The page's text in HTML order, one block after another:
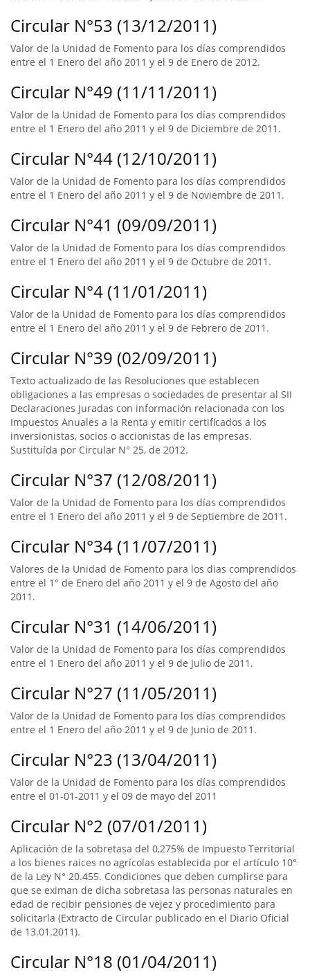
Circular N°53 (13/12/2011)
Valor de la Unidad de Fomento para los días comprendidos
entre el 1 Enero del año 2011 y el 9 de Enero de 2012.
Circular N°49 (11/11/2011)
Valor de la Unidad de Fomento para los días comprendidos
entre el 1 Enero del año 2011 y el 9 de Diciembre de 2011.
Circular N°44 (12/10/2011)
Valor de la Unidad de Fomento para los días comprendidos
entre el 1 Enero del año 2011 y el 9 de Noviembre de 2011.
Circular N°41 (09/09/2011)
Valor de la Unidad de Fomento para los días comprendidos
entre el 1 Enero del año 2011 y el 9 de Octubre de 2011.
Circular N°4 (11/01/2011)
Valor de la Unidad de Fomento para los días comprendidos
entre el 1 Enero del año 2011 y el 9 de Febrero de 2011.
Circular N°39 (02/09/2011)
Texto actualizado de las Resoluciones que establecen
obligaciones a las empresas o sociedades de presentar al SII
Declaraciones Juradas con información relacionada con los
Impuestos Anuales a la Renta y emitir certificados a los
inversionistas, socios o accionistas de las empresas.
Sustituída por Circular N° 25, de 2012.
Circular N°37 (12/08/2011)
Valor de la Unidad de Fomento para los días comprendidos
entre el 1 Enero del año 2011 y el 9 de Septiembre de 2011.
Circular N°34 (11/07/2011)
Valores de la Unidad de Fomento para los dias comprendidos
entre el 1° de Enero del año 2011 y el 9 de Agosto del año
2011.
Circular N°31 (14/06/2011)
Valor de la Unidad de Fomento para los días comprendidos
entre el 1 Enero del año 2011 y el 9 de Julio de 2011.
Circular N°27 (11/05/2011)
Valor de la Unidad de Fomento para los días comprendidos
entre el 1 Enero del año 2011 y el 9 de Junio de 2011.
Circular N°23 (13/04/2011)
Valor de la Unidad de Fomento para los días comprendidos
entre el 01-01-2011 y el 09 de mayo del 2011
Circular N°2 (07/01/2011)
Aplicación de la sobretasa del 0,275% de Impuesto Territorial
a los bienes raices no agrícolas establecida por el artículo 10°
de la Ley N° 20.455. Condiciones que deben cumplirse para
que se eximan de dicha sobretasa las personas naturales en
edad de recibir pensiones de vejez y procedimiento para
solicitarla (Extracto de Circular publicado en el Diario Oficial
de 13.01.2011).
Circular N°18 (01/04/2011)